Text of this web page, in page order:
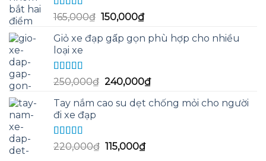
Được xếp
hạng
5.005
sao
165,000₫ Giá
là:
150,000₫Giá
tại
Giỏ xe đạp gấp gọn phù hợp cho nhiều
loại xe
Được xếp
hạng
5
sao
250,000₫ Giá
là:
240,000₫Giá
tại
Tay nắm cao su dẹt chống mỏi cho người
đi xe đạp
Được xếp
hạng
5
220,000₫ Giá
115,000₫Giá